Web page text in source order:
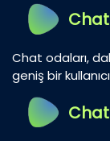
Chat odaları,
geniş bir
Chat